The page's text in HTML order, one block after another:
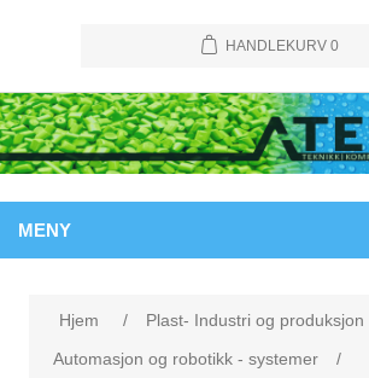
HANDLEKURV 0
MENY
Hjem / Plast- Industri og produksjon
Automasjon og robotikk - systemer
/